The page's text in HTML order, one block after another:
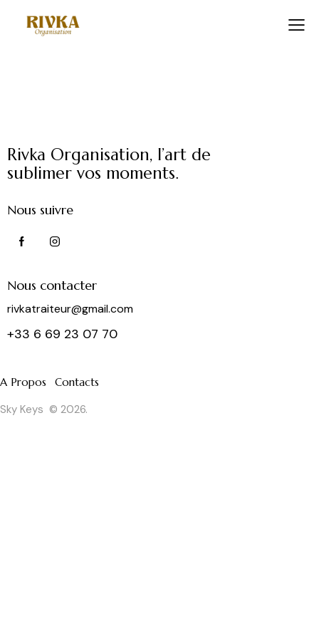
Rivka Organisation, l’art de
sublimer vos moments.
Nous suivre
Nous contacter
rivkatraiteur@gmail.com
+33 6 69 23 07 70
A Propos Contacts
Sky Keys © 2026.